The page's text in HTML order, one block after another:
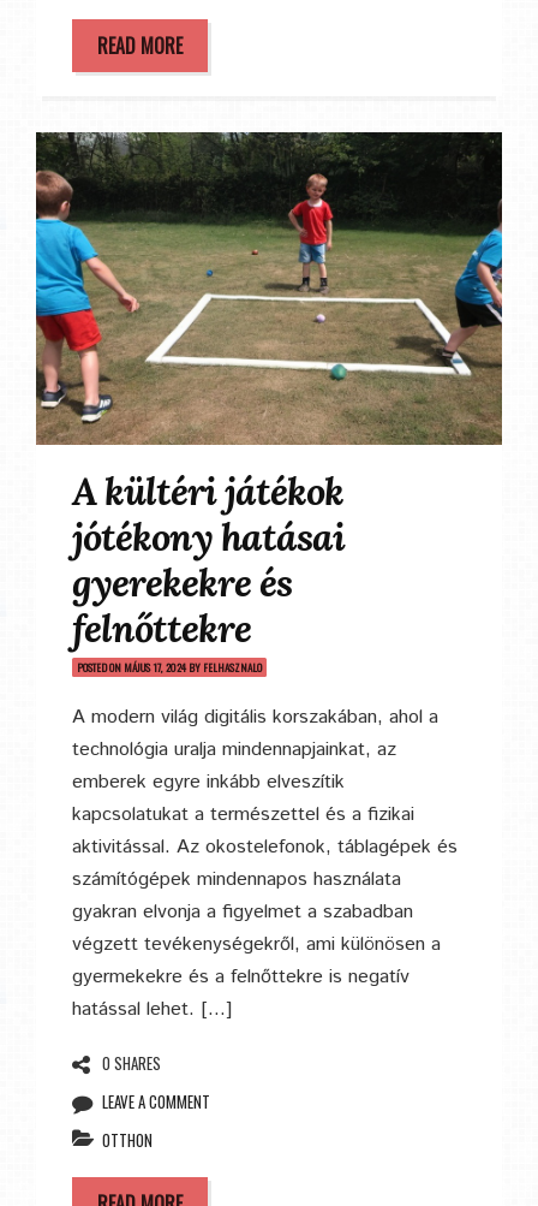
READ MORE
A kültéri játékok
jótékony hatásai
gyerekekre és
felnőttekre
POSTED ON MÁJUS 17, 2024BY FELHASZNALO
A modern világ digitális korszakában, ahol a
technológia uralja mindennapjainkat, az
emberek egyre inkább elveszítik
kapcsolatukat a természettel és a fizikai
aktivitással. Az okostelefonok, táblagépek és
számítógépek mindennapos használata
gyakran elvonja a figyelmet a szabadban
végzett tevékenységekről, ami különösen a
gyermekekre és a felnőttekre is negatív
hatással lehet. […]
0 SHARES
LEAVE A COMMENT
OTTHON